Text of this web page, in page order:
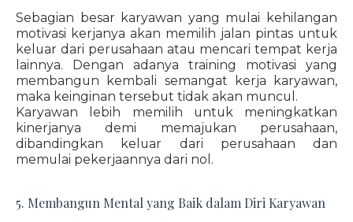
Sebagian besar karyawan yang mulai kehilangan
motivasi kerjanya akan memilih jalan pintas untuk
keluar dari perusahaan atau mencari tempat kerja
lainnya. Dengan adanya training motivasi yang
membangun kembali semangat kerja karyawan,
maka keinginan tersebut tidak akan muncul.
Karyawan lebih memilih untuk meningkatkan
kinerjanya demi memajukan perusahaan,
dibandingkan keluar dari perusahaan dan
memulai pekerjaannya dari nol.
5. Membangun Mental yang Baik dalam Diri Karyawan